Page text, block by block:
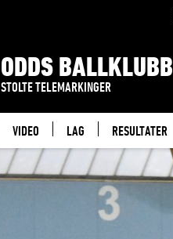
ODDS BALLKLUBB
STOLTE TELEMARKINGER
VIDEO LAG RESULTATER